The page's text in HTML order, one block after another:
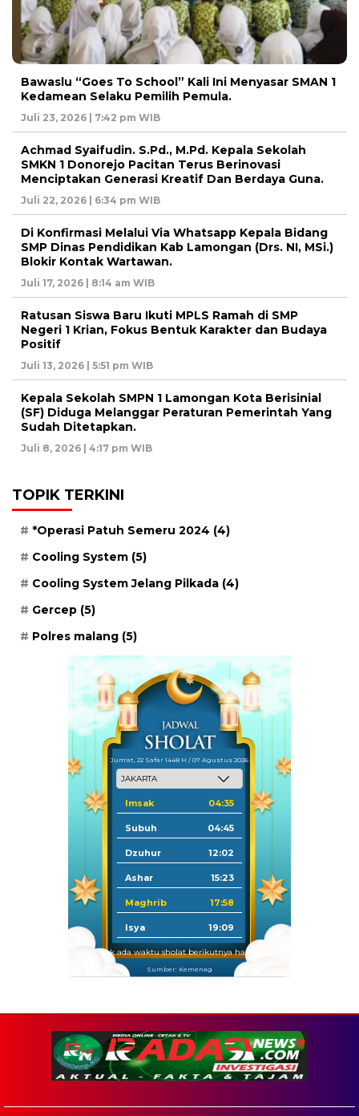
Bawaslu “Goes To School” Kali Ini Menyasar SMAN 1
Kedamean Selaku Pemilih Pemula.
Juli 23, 2026 | 7:42 pm WIB
Achmad Syaifudin. S.Pd., M.Pd. Kepala Sekolah
SMKN 1 Donorejo Pacitan Terus Berinovasi
Menciptakan Generasi Kreatif Dan Berdaya Guna.
Juli 22, 2026 | 6:34 pm WIB
Di Konfirmasi Melalui Via Whatsapp Kepala Bidang
SMP Dinas Pendidikan Kab Lamongan (Drs. NI, MSi.)
Blokir Kontak Wartawan.
Juli 17, 2026 | 8:14 am WIB
Ratusan Siswa Baru Ikuti MPLS Ramah di SMP
Negeri 1 Krian, Fokus Bentuk Karakter dan Budaya
Positif
Juli 13, 2026 | 5:51 pm WIB
Kepala Sekolah SMPN 1 Lamongan Kota Berisinial
(SF) Diduga Melanggar Peraturan Pemerintah Yang
Sudah Ditetapkan.
Juli 8, 2026 | 4:17 pm WIB
TOPIK TERKINI
*Operasi Patuh Semeru 2024 (4)
Cooling System (5)
Cooling System Jelang Pilkada (4)
Gercep (5)
Polres malang (5)
Jum'at, 22 Safar 1448 H / 07 Agustus 2026
Imsak 04:35
Subuh 04:45
Dzuhur 12:02
Ashar 15:23
Maghrib 17:58
Isya 19:09
Tidak ada waktu sholat berikutnya hari ini.
Sumber: Kemenag